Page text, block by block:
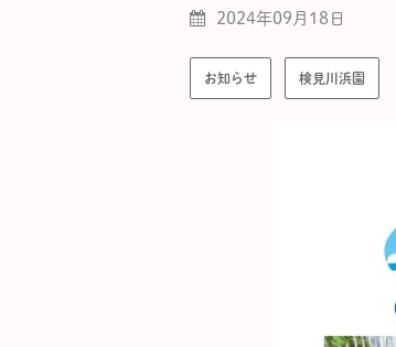
2024年09月18日
お知らせ 検見川浜園